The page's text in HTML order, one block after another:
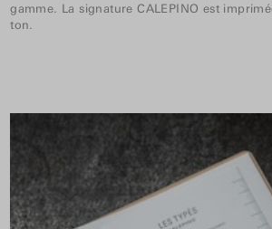
gamme. La signature CALEPINO est
ton.